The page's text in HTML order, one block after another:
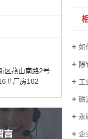
区燕山南路2号
＃厂房102
如
除
工
磁
永
企